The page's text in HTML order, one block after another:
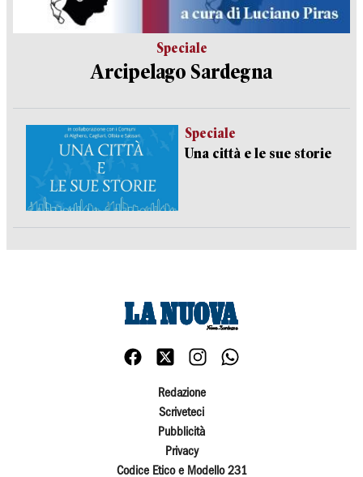
Speciale
Arcipelago Sardegna
Speciale
Una città e le sue storie
Redazione
Scriveteci
Pubblicità
Privacy
Codice Etico e Modello 231